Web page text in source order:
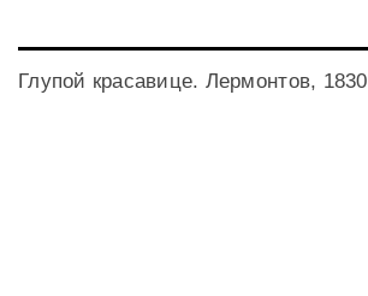
Глупой красавице. Лермонтов, 1830